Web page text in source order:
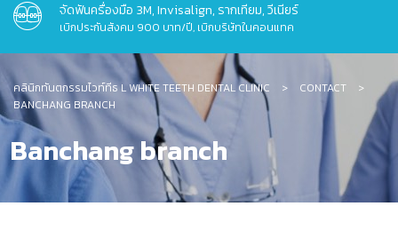
จัดฟันครื่องมือ 3M, Invisalign, รากเทียม, วีเนียร์
เบิกประกันสังคม 900 บาท/ปี, เบิกบริษัทในคอนแทค
คลินิกทันตกรรมไวท์ทีธ L WHITE TEETH DENTAL CLINIC > CONTACT
>
BANCHANG BRANCH
Banchang branch